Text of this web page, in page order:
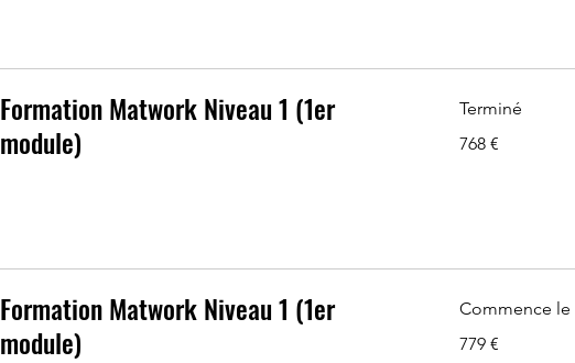
Formation Matwork Niveau 1 (1er
module)
Terminé
euros
768 €
Formation Matwork Niveau 1 (1er
module)
Commence le
euros
779 €